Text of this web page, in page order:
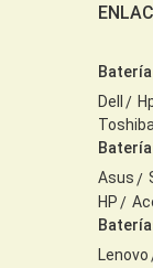
Dell
Toshiba
Asus
HP
Lenovo